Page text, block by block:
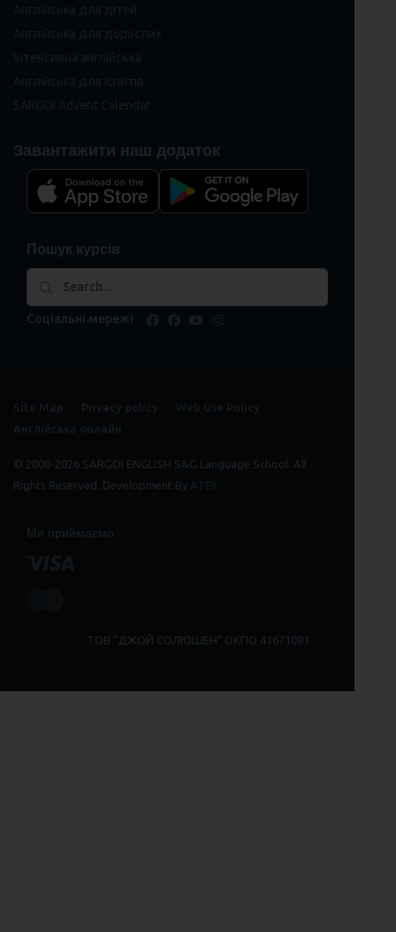
Завантажити наш додаток
Пошук курсів
Соціальні мережі
© 2008-2026 SARGOI ENGLISH S&G Language School. All
Rights Reserved. Development By
Ми приймаємо
ТОВ "ДЖОЙ СОЛЮШЕН" ОКПО 41671081